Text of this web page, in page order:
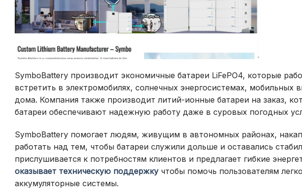
SymboBattery производит экономичные батареи LiFePO4, которые
встретить в электромобилях, солнечных энергосистемах, мобильных
дома. Компания также производит литий-ионные батареи на заказ,
батареи обеспечивают надежную работу даже в суровых погодных
SymboBattery помогает людям, живущим в автономных районах,
работать над тем, чтобы батареи служили дольше и оставались
прислушивается к потребностям клиентов и предлагает гибкие
оказывает техническую поддержкучтобы помочь пользователям
аккумуляторные системы.